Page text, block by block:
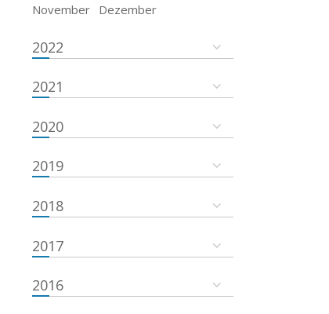
November
Dezember
2022
2021
2020
2019
2018
2017
2016